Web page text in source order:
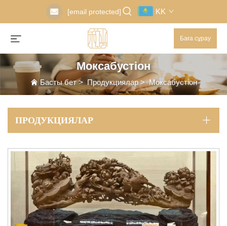
[email protected] KK
Баға сұрау
Моксабустіон
Басты бет>Продукциялар>Моксабустіон
ПРОДУКЦИЯЛАР